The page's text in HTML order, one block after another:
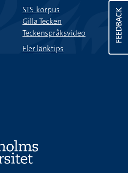
FEEDBACK
STS-korpus
Gilla Tecken
Teckenspråksvideo
Fler länktips